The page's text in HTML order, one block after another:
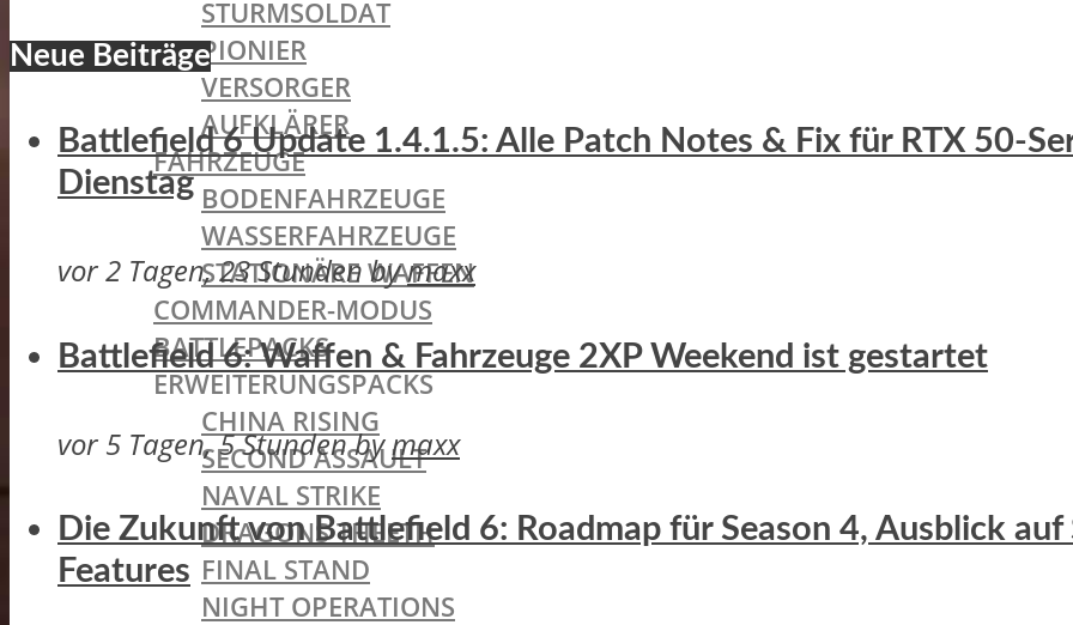
STURMSOLDAT
PIONIER
VERSORGER
AUFKLÄRER
FAHRZEUGE
BODENFAHRZEUGE
WASSERFAHRZEUGE
STATIONÄRE WAFFEN
COMMANDER-MODUS
BATTLEPACKS
ERWEITERUNGSPACKS
CHINA RISING
SECOND ASSAULT
NAVAL STRIKE
DRAGONS THEETH
FINAL STAND
NIGHT OPERATIONS
Neue Beiträge
Battlefield 6 Update 1.4.1.5: Alle Patch Notes & Fix für RTX 50-
Dienstag
vor 2 Tagen, 23 Stunden bymaxx
Battlefield 6: Waffen & Fahrzeuge 2XP Weekend ist gestartet
vor 5 Tagen, 5 Stundenbymaxx
Die Zukunft von Battlefield 6: Roadmap für Season 4, Ausblick
Features